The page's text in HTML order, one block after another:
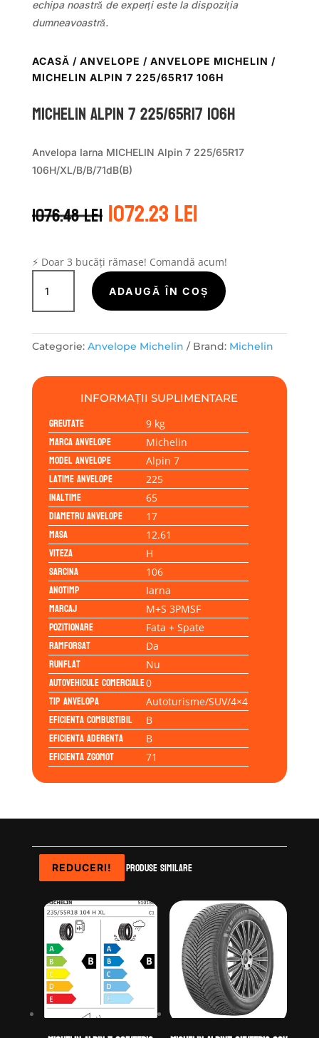
echipa noastră de experți este la dispoziția
dumneavoastră.
ACASĂ / ANVELOPE / ANVELOPE MICHELIN /
MICHELIN ALPIN 7 225/65R17 106H
Michelin ALPIN 7 225/65R17 106H
Anvelopa Iarna MICHELIN Alpin 7 225/65R17
106H/XL/B/B/71dB(B)
1076.48lei Prețul
inițial
fost:
1076.48 lei.
1072.23leiPrețul
curent
1072.23 lei.
⚡ Doar 3 bucăți rămase! Comandă acum!
Cantitate
Michelin
ALPIN
225/65R17
ADAUGĂ ÎN COȘ
Categorie: Anvelope Michelin Brand: Michelin
INFORMAȚII SUPLIMENTARE
Greutate 9 kg
Marca anvelope Michelin
Model anvelope Alpin 7
Latime anvelope 225
Inaltime 65
Diametru anvelope 17
Masa 12.61
Viteza H
Sarcina 106
Anotimp Iarna
Marcaj M+S 3PMSF
Pozitionare Fata + Spate
Ramforsat Da
Runflat Nu
Autovehicule comerciale0
Tip anvelopa Autoturisme/SUV/4×4
Eficienta Combustibil B
Eficienta Aderenta B
Eficienta Zgomot 71
Produse similare
REDUCERI!
REDUCERI!
REDUCERI!
REDUCERI!